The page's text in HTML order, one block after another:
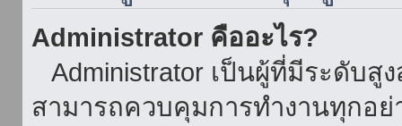
Administrator คืออะไร?
Administrator เป็นผู้ที่มีระดับ
สามารถควบคุมการทำงานทุกอ